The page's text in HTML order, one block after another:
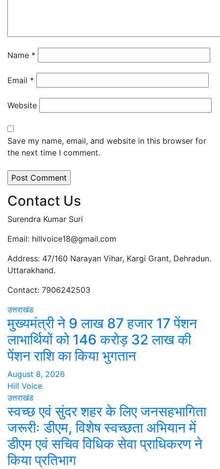
Name *
Email *
Website
Save my name, email, and website in this browser for
the next time I comment.
Contact Us
Surendra Kumar Suri
Email: hillvoice18@gmail.com
Address: 47/160 Narayan Vihar, Kargi Grant, Dehradun.
Uttarakhand.
Contact: 7906242503
उत्तराखंड
मुख्यमंत्री ने 9 लाख 87 हजार 17 पेंशन
लाभार्थियों को 146 करोड़ 32 लाख की
पेंशन राशि का किया भुगतान
August 8, 2026
Hill Voice
उत्तराखंड
स्वच्छ एवं सुंदर शहर के लिए जनसहभागिता
जरूरीः डीएम, विशेष स्वच्छता अभियान में
डीएम एवं सचिव विधिक सेवा प्राधिकरण ने
किया प्रतिभाग